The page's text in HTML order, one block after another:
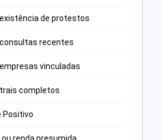
de protestos
recentes
vinculadas
completos
Positivo